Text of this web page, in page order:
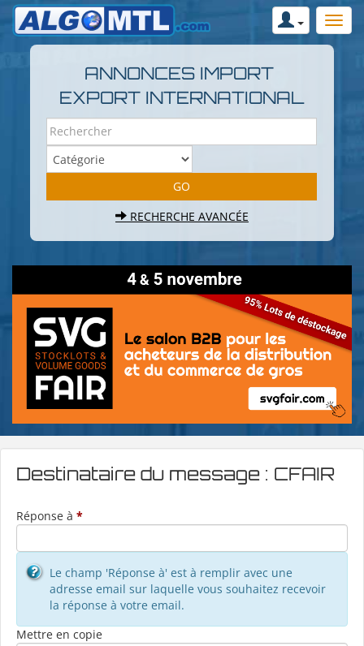
ANNONCES IMPORT
EXPORT INTERNATIONAL
RECHERCHE AVANCÉE
Destinataire du message : CFAIR
Réponse à *
Le champ 'Réponse à' est à remplir avec une
adresse email sur laquelle vous souhaitez recevoir
la réponse à votre email.
Mettre en copie